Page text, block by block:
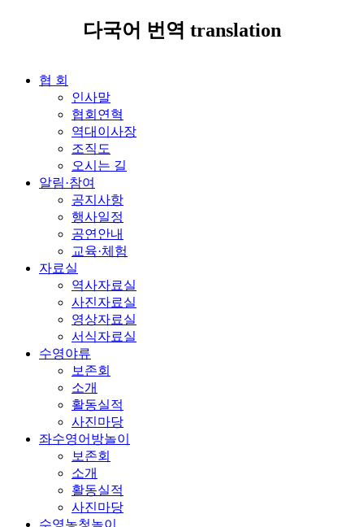
다국어 번역 translation
협 회
인사말
협회연혁
역대이사장
조직도
오시는 길
알림·참여
공지사항
행사일정
공연안내
교육·체험
자료실
역사자료실
사진자료실
영상자료실
서식자료실
수영야류
보존회
소개
활동실적
사진마당
좌수영어방놀이
보존회
소개
활동실적
사진마당